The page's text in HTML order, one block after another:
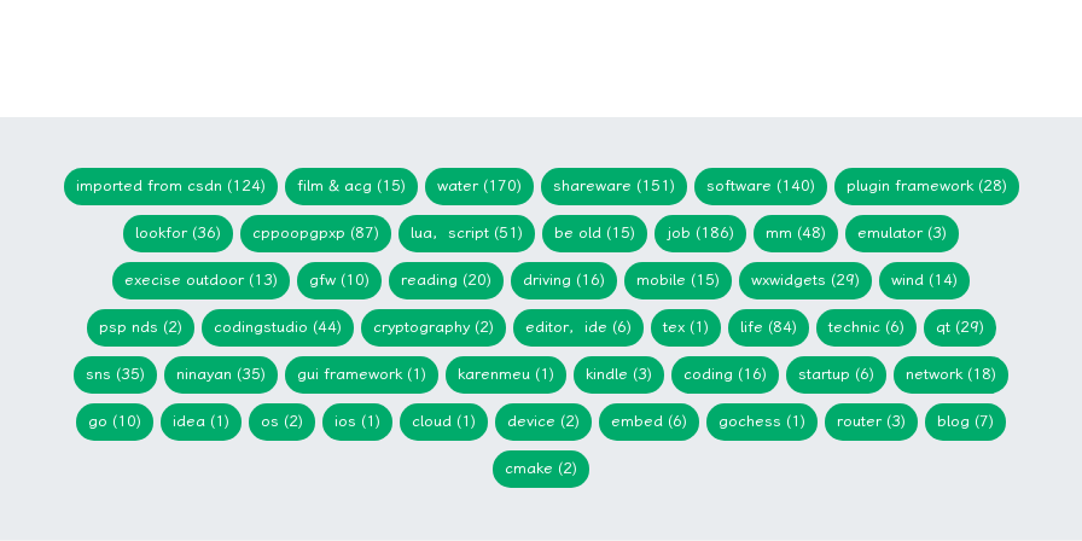
imported from csdn (124) film & acg (15) water (170) shareware (151) software (140) plugin framework (28)
lookfor (36) cppoopgpxp (87) lua，script (51) be old (15) job (186) mm (48) emulator (3)
execise outdoor (13) gfw (10) reading (20) driving (16) mobile (15) wxwidgets (29) wind (14)
psp nds (2) codingstudio (44) cryptography (2) editor，ide (6) tex (1) life (84) technic (6) qt (29)
sns (35) ninayan (35) gui framework (1) karenmeu (1) kindle (3) coding (16) startup (6) network (18)
go (10) idea (1) os (2) ios (1) cloud (1) device (2) embed (6) gochess (1) router (3) blog (7)
cmake (2)